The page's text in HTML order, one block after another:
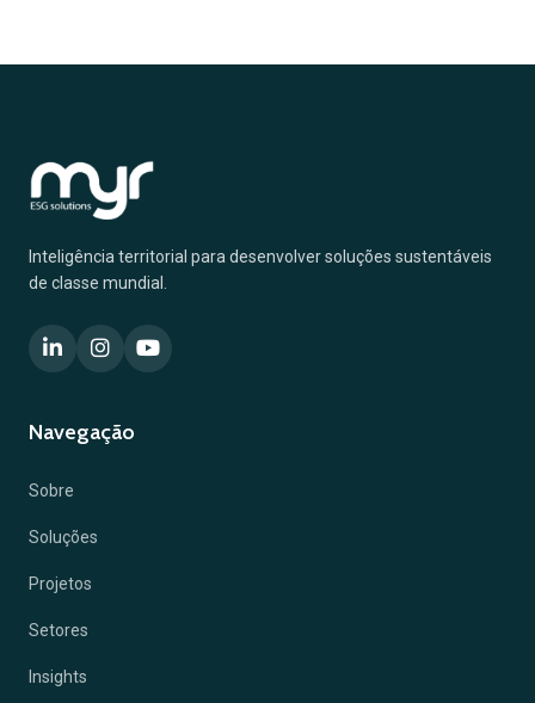
Inteligência territorial para desenvolver soluções sustentáveis
de classe mundial.
Navegação
Sobre
Soluções
Projetos
Setores
Insights